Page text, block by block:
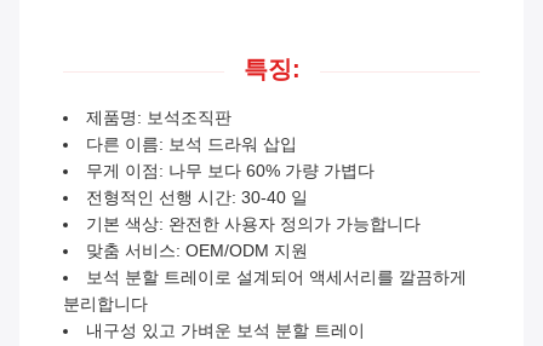
특징:
제품명: 보석조직판
다른 이름: 보석 드라워 삽입
무게 이점: 나무 보다 60% 가량 가볍다
전형적인 선행 시간: 30-40 일
기본 색상: 완전한 사용자 정의가 가능합니다
맞춤 서비스: OEM/ODM 지원
보석 분할 트레이로 설계되어 액세서리를 깔끔하게
분리합니다
내구성 있고 가벼운 보석 분할 트레이